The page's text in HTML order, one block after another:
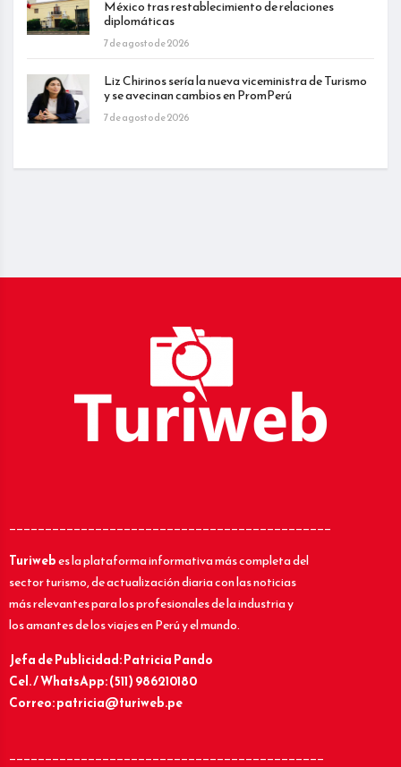
México tras restablecimiento de relaciones
diplomáticas
7 de agosto de 2026
Liz Chirinos sería la nueva viceministra de Turismo
y se avecinan cambios en PromPerú
7 de agosto de 2026
_____________________________________________
Turiwebes la plataforma informativa más completa del
sector turismo, de actualización diaria con las noticias
más relevantes para los profesionales de la industria y
los amantes de los viajes en Perú y el mundo.
Jefa de Publicidad: Patricia Pando
Cel. / WhatsApp: (511) 986210180
Correo: patricia@turiweb.pe
____________________________________________